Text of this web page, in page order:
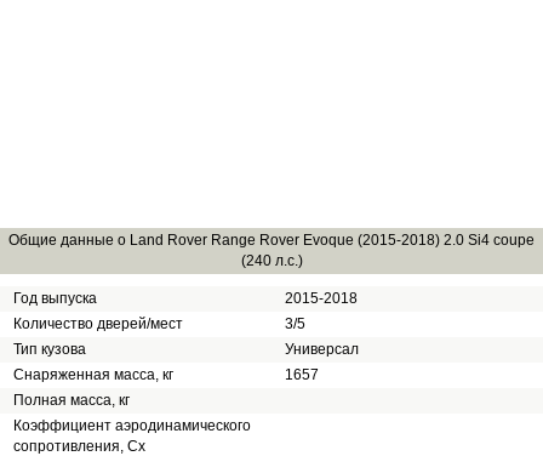
Общие данные о Land Rover Range Rover Evoque (2015-2018) 2.0 Si4 coupe
(240 л.с.)
Год выпуска
2015-2018
Количество дверей/мест
3/5
Тип кузова
Универсал
Снаряженная масса, кг
1657
Полная масса, кг
Коэффициент аэродинамического
сопротивления, Сх